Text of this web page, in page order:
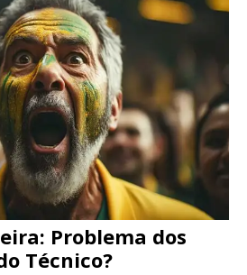
Problema dos
Técnico?